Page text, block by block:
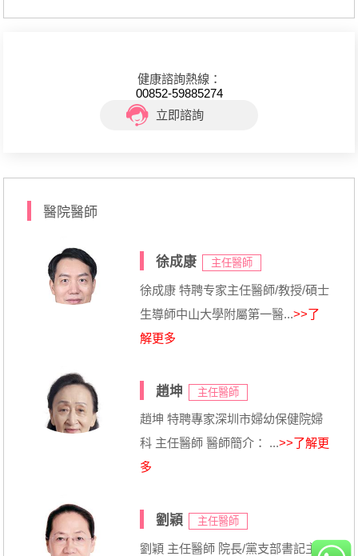
健康諮詢熱線：
00852-59885274
立即諮詢
醫院醫師
徐成康 主任醫師
徐成康 特聘专家主任醫師/教授/碩士
生導師中山大學附屬第一醫...>>了
解更多
趙坤 主任醫師
趙坤 特聘專家深圳市婦幼保健院婦
科 主任醫師 醫師簡介： ...>>了解更
多
劉穎 主任醫師
劉穎 主任醫師 院長/黨支部書記主任